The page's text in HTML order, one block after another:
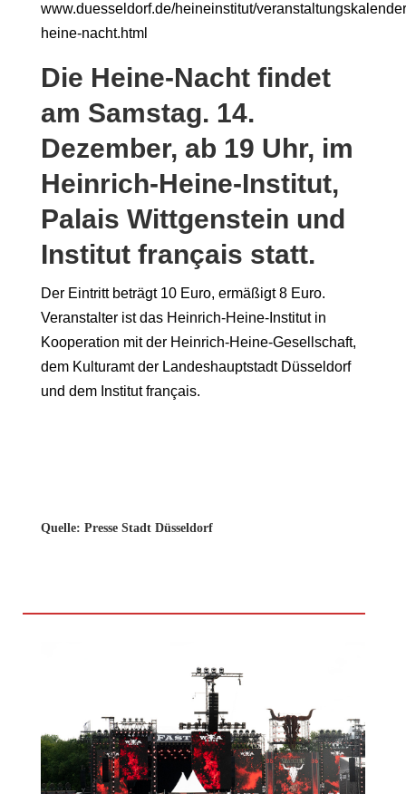
www.duesseldorf.de/heineinstitut/
heine-nacht.html
Die Heine-Nacht findet
am Samstag. 14.
Dezember, ab 19 Uhr, im
Heinrich-Heine-Institut,
Palais Wittgenstein und
Institut français statt.
Der Eintritt beträgt 10 Euro, ermäßigt 8 Euro.
Veranstalter ist das Heinrich-Heine-Institut in
Kooperation mit der Heinrich-Heine-Gesellschaft,
dem Kulturamt der Landeshauptstadt Düsseldorf
und dem Institut français.
Quelle: Presse Stadt Düsseldorf